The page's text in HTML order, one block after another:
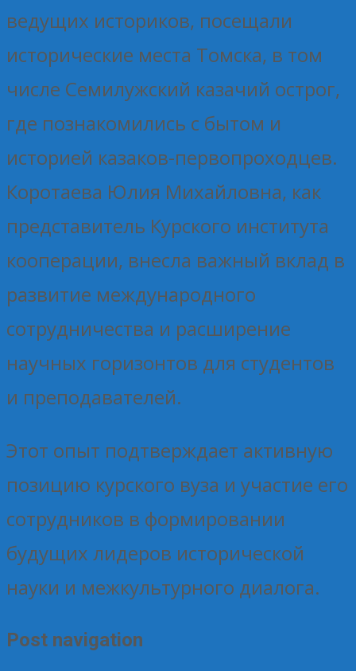
ведущих историков, посещали
исторические места Томска, в том
числе Семилужский казачий острог,
где познакомились с бытом и
историей казаков-первопроходцев.
Коротаева Юлия Михайловна, как
представитель Курского института
кооперации, внесла важный вклад в
развитие международного
сотрудничества и расширение
научных горизонтов для студентов
и преподавателей.
Этот опыт подтверждает активную
позицию курского вуза и участие его
сотрудников в формировании
будущих лидеров исторической
науки и межкультурного диалога.
Post navigation